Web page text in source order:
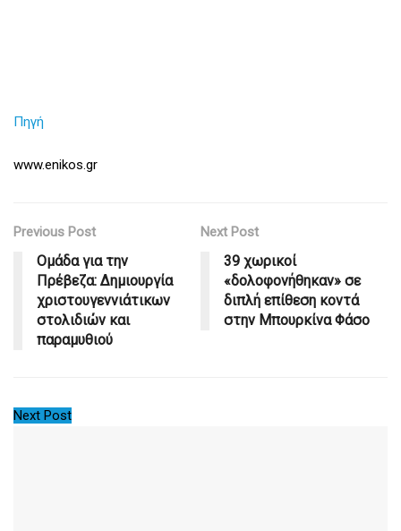
Πηγή
www.enikos.gr
Previous Post
Ομάδα για την
Πρέβεζα: Δημιουργία
χριστουγεννιάτικων
στολιδιών και
παραμυθιού
Next Post
39 χωρικοί
«δολοφονήθηκαν» σε
διπλή επίθεση κοντά
στην Μπουρκίνα Φάσο
Next Post